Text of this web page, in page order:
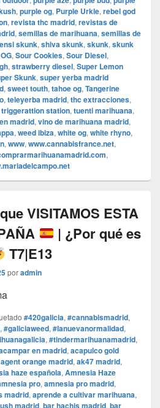
, purple og, Purple Urkle, rebel god
, revista thc madrid, revistas de
, semillas de marihuana, semillas de
skunk, shiva skunk, skunk, skunk
, Sour Cookies, Sour Diesel,
, strawberry diesel, Super Lemon
Skunk, super yerba madrid
, sweet touth, tahoe og, Tangerine
, teleyerba madrid, thc extracciones,
triggerattion station, tuenti marihuana,
madrid, vino de marihuana madrid,
, weed ibiza, white og, white rhyno,
, www, www.cannabisfrance.net,
,
VISITAMOS ESTA
| ¿Por qué es
T7|E13
poradmin
#420galicia, #cannabismadrid,
, #galiciaweed, #lanuevanormalidad,
, #tindermarihuanamadrid,
en madrid, acapulco gold
agent orange madrid, ak47 madrid,
haze española, Amnesia Haze
pro, amnesia pro madrid,
madrid, aprende a cultivar marihuana,
madrid, bar hachis madrid, bar